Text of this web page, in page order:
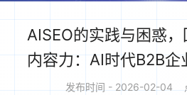
AISEO的实践与困惑
内容力：AI时代B2B企
发布时间 - 2026-02-04